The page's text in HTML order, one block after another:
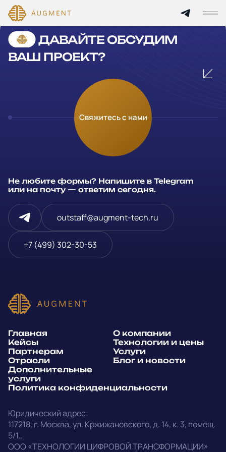
Написать в Telegram
outstaff@augment-tech.ru
Главная
Технологии и цены
Услуги
Отрасли
Блог и новости
Политика
конфиденциальности
Cannot find 'services' template with page 'detail'
ДАВАЙТЕ ОБСУДИМ
ВАШ ПРОЕКТ?
Свяжитесь с нами
Не любите формы? Напишите в Telegram
или на почту — ответим сегодня.
outstaff@augment-tech.ru
+7 (499) 302-30-53
Юридический адрес:
117218, г. Москва,ул. Кржижановского, д. 14, к. 3, помещ.
5/1.,
ООО «ТЕХНОЛОГИИ ЦИФРОВОЙ ТРАНСФОРМАЦИИ»
Главная
О компании
Кейсы
Технологии и цены
Партнерам
Услуги
Отрасли
Блог и новости
Дополнительные
услуги
Политика конфиденциальности
Оставьте заявку
Заполните и отправьте данные и мы свяжемся с вами в
течение рабочего дня
Компания
Телефон*
E-mail
Telegram
WhatsApp
E-mail
Позвонить
Напишите, какие специалисты, в каком количестве и как
срочно нужны на ваш проект
Прикрепить файл